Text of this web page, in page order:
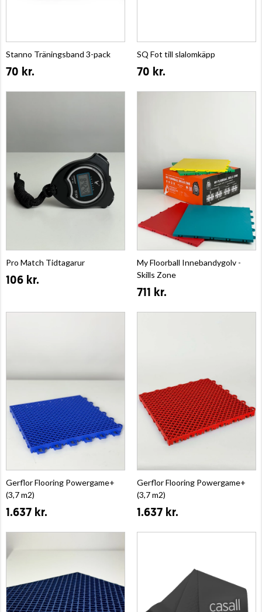
Stanno Träningsband 3-pack
70 kr.
SQ Fot till slalomkäpp
70 kr.
Pro Match Tidtagarur
106 kr.
My Floorball Innebandygolv -
Skills Zone
711 kr.
Gerflor Flooring Powergame+
(3,7 m2)
1.637 kr.
Gerflor Flooring Powergame+
(3,7 m2)
1.637 kr.